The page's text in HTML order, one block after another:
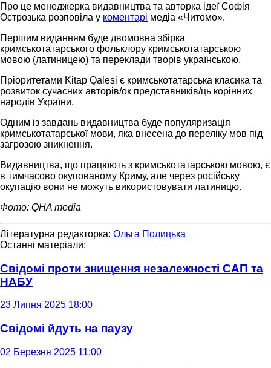
Про це менеджерка видавництва та авторка ідеї Софія
Острозька розповіла у коментарі медіа «Читомо».
Першим виданням буде двомовна збірка
кримськотатарського фольклору кримськотатарською
мовою (латиницею) та переклади творів українською.
Пріоритетами Kitap Qalesi є кримськотатарська класика та
розвиток сучасних авторів/ок представників/ць корінних
народів України.
Одним із завдань видавництва буде популяризація
кримськотатарської мови, яка внесена до переліку мов під
загрозою зникнення.
Видавництва, що працюють з кримськотатарською мовою, є
в тимчасово окупованому Криму, але через російську
окупацію вони не можуть використовувати латиницю.
Фото: QHA media
Літературна редакторка: Ольга Полицька
Останні матеріали:
Свідомі проти знищення незалежності САП та
НАБУ
23 Липня 2025 18:00
Свідомі йдуть на паузу
02 Березня 2025 11:00